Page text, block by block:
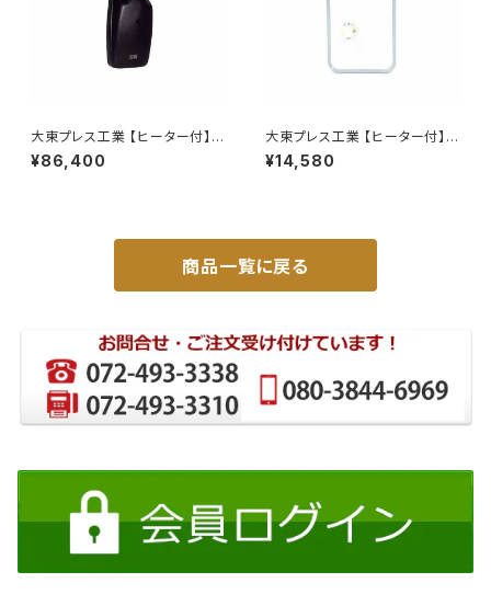
大東プレス工業 【ヒーター付】ハ
イウェイリモコンミラー DI-722
1CXE
¥86,400
大東プレス工業 【ヒーター付】
サイドミラー/バックミラー トレ
¥14,580
商品一覧に戻る